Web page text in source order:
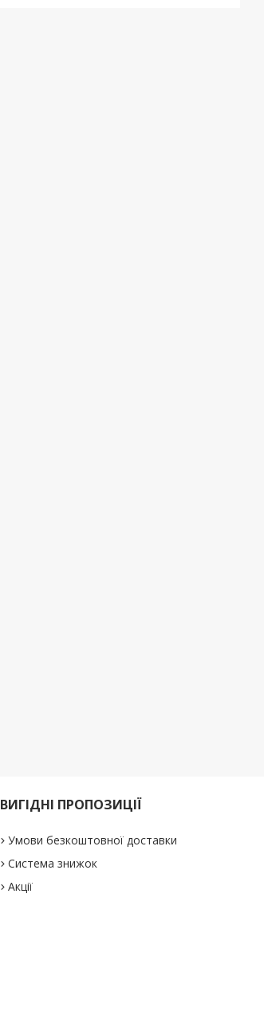
ВИГІДНІ ПРОПОЗИЦІЇ
Умови безкоштовної доставки
Система знижок
Акції